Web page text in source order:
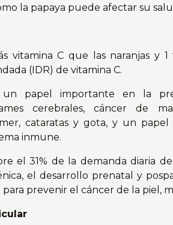
la papaya puede afectar su
vitamina C que las naranjas y
(IDR) de vitamina C.
papel importante en la
cerebrales, cáncer de
cataratas y gota, y un
inmune.
el 31% de la demanda diaria
el desarrollo prenatal y
prevenir el cáncer de la piel,